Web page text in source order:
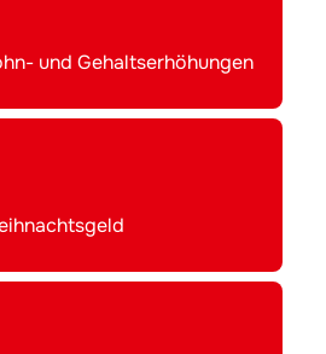
und Gehaltserhöhungen